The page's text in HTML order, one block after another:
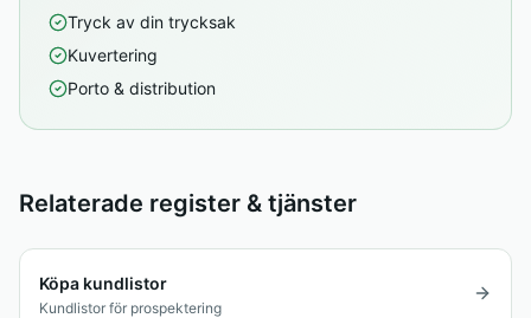
Tryck av din trycksak
Kuvertering
Porto & distribution
Relaterade register & tjänster
Köpa kundlistor
Kundlistor för prospektering